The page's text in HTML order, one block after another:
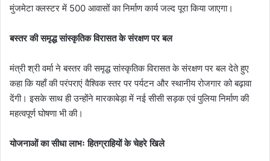
मुंजमेटा क्लस्टर में 500 आवासों का निर्माण कार्य जल्द पूरा किया जाएगा।
बस्तर की समृद्ध सांस्कृतिक विरासत के संरक्षण पर बल
मंत्री ​श्री वर्मा ने बस्तर की समृद्ध सांस्कृतिक विरासत के संरक्षण पर बल देते हुए
कहा कि यहाँ की परंपराएं वैश्विक स्तर पर पर्यटन और स्थानीय रोजगार को बढ़ावा
देंगी। इसके साथ ही उन्होंने मारकाबेड़ा में नई सीसी सड़क एवं पुलिया निर्माण की
महत्वपूर्ण घोषणा भी की।
​योजनाओं का सीधा लाभः हितग्राहियों के चेहरे खिले